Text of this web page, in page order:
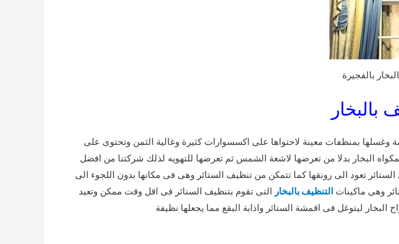
بالفجيرة
بالبخار
وغسلها بمنظفات معينة لاحتواها على اكسسوارات كثيرة وغالية الثمن وتحتوى على
البخار بدلا من تعرضها لاشعة الشمس ثم تعرضها للتهويه لذلك شركتنا من افضل
تعود الى رونقها كما تتمكن من تنظيف الستائر وهى فى مكانها بدون اللجوء الى
وهى ماكينات التنظيف بالبخار التى تقوم بتنظيف الستائر فى اقل وقت ممكن وتعيد
البخار ليتوغل فى اقمشة الستائر واذابة البقع مما يجعلها نظيفة